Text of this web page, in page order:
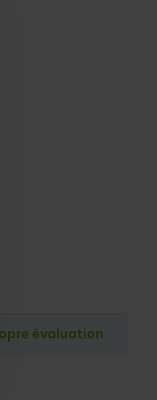
évaluation